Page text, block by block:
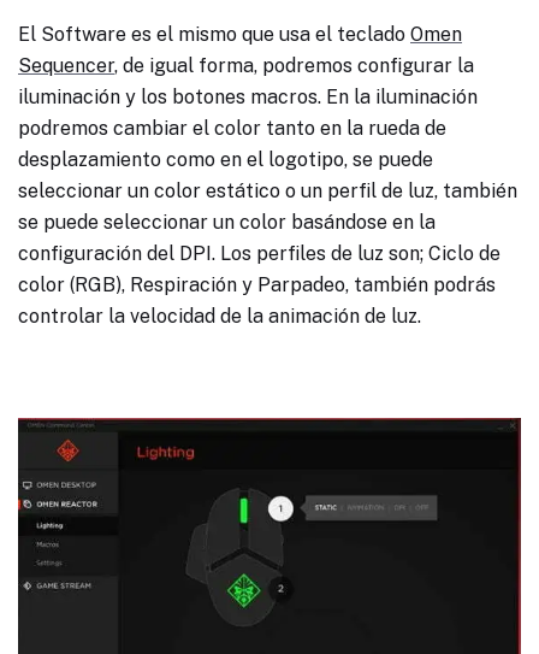
El Software es el mismo que usa el teclado Omen
Sequencer, de igual forma, podremos configurar la
iluminación y los botones macros. En la iluminación
podremos cambiar el color tanto en la rueda de
desplazamiento como en el logotipo, se puede
seleccionar un color estático o un perfil de luz, también
se puede seleccionar un color basándose en la
configuración del DPI. Los perfiles de luz son; Ciclo de
color (RGB), Respiración y Parpadeo, también podrás
controlar la velocidad de la animación de luz.